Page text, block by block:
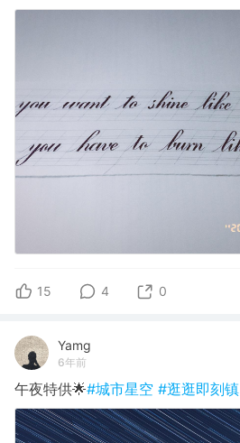
15 4 0
Yamg
6年前
午夜特供🌟#城市星空 #逛逛即刻镇